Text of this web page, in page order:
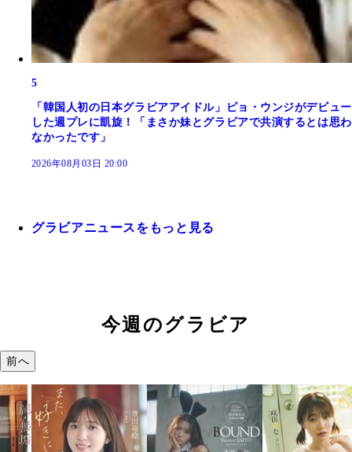
5
「韓国人初の日本グラビアアイドル」ピョ・ウンジがデビュー
した週プレに凱旋！「まさか妹とグラビアで共演するとは思わ
なかったです」
2026年08月03日 20:00
グラビアニュースをもっと見る
今週のグラビア
前へ